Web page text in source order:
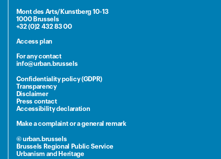
Mont des Arts/Kunstberg 10-13
1000 Brussels
+32 (0)2 432 83 00
Access plan
For any contact
info@urban.brussels
Confidentiality policy (GDPR)
Transparency
Disclaimer
Press contact
Accessibility declaration
Make a complaint or a general remark
© urban.brussels
Brussels Regional Public Service
Urbanism and Heritage